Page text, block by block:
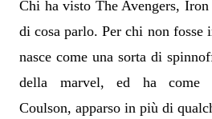
Chi ha visto The Avengers,
di cosa parlo. Per chi non fosse
nasce come una sorta di
della marvel, ed ha come
Coulson, apparso in più di